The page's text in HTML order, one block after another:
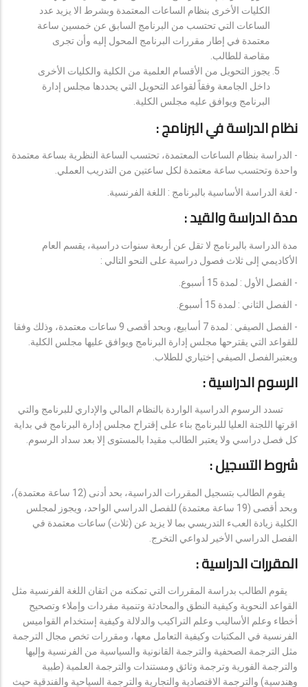
الكليات الأخرى بنظام الساعات المعتمدة وبشرط الا يزيد عدد
الساعات التي تحتسب من البرنامج السابق عن خمسين ساعة
معتمدة في إطار مقررات البرنامج المحول إليه وأن تجرى
مقاصة للطالب.
يجوز التحويل من الأقسام العلمية من الكلية والكليات الأخرى
داخل الجامعة وفقاً لقواعد التحويل التي يحددها مجلس إدارة
البرنامج ويوافق عليه مجلس الكلية.
نظام الدراسة في البرنامج :
- الدراسة بنظام الساعات المعتمدة، تحتسب الساعة النظرية بساعة معتمدة
واحدة وتحتسب ساعة معتمدة لكل ساعتين من التدريب العملي.
- لغة الدراسة الأساسية بالبرنامج : اللغة الفرنسية.
مدة الدراسة والقيد :
مدة الدراسة بالبرنامج لا تقل عن أربعة سنوات دراسية، يقسم العام
الأكاديمي إلى ثلاث فصول دراسية على النحو التالي :
- الفصل الأول : لمدة 15 أسبوع.
- الفصل الثاني : لمدة 15 أسبوع.
- الفصل الصيفي : لمدة 7 أسابيع، وبحد أقصى 9 ساعات معتمدة، وذلك وفقا
للقواعد التي يقترحها مجلس إدارة البرنامج ويوافق عليها مجلس الكلية.
ويعتبرالفصل الصيفي إختياري للطلاب.
الرسوم الدراسية :
تسدد الرسوم الدراسية الواردة بالنظام المالي والإداري للبرنامج والتي
اقرتها اللجنة العليا للبرنامج بناء على إقتراح مجلس إدارة البرنامج في بداية
كل فصل دراسي ولا يعتبر الطالب مقيدا بالمستوى إلا بعد سداد الرسوم.
شروط التسجيل :
يقوم الطالب بتسجيل المقررات الدراسية، بحد أدنى (12 ساعة معتمدة)،
وبحد أقصى (19 ساعة معتمدة) للفصل الدراسي الواحد، ويجوز لمجلس
الكلية زيادة العبء التدريسي بما لا يزيد عن (ثلاث) ساعات معتمدة في
الفصل الدراسي الأخير لدواعي التخرج.
المقررات الدراسية :
يقوم الطالب بدراسة المقررات التي تمكنه من اتقان اللغة الفرنسية مثل
القواعد النحوية وكيفية النطق والمحادثة وتنمية مفردات وإملاء وتصحيح
أخطاء وعلم الأساليب وعلم التراكيب والدلالة وكيفية إستخدام القواميس
الفرنسية في المكتبات وكيفية التعامل معها، ومقررات تخص مجال الترجمة
مثل الترجمة الصحفية والترجمة القانونية والسياسية من الفرنسية وإليها
والترجمة الفورية وترجمة وثائق ومستندات والترجمة العلمية (طبية
وهندسية) والترجمة الاقتصادية والتجارية والترجمة السياحية والفندقية حيث